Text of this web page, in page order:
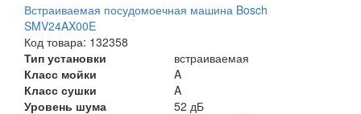
Встраиваемая посудомоечная машина Bosch
SMV24AX00E
Код товара: 132358
Тип установки
встраиваемая
Класс мойки
A
Класс сушки
A
Уровень шума
52 дБ